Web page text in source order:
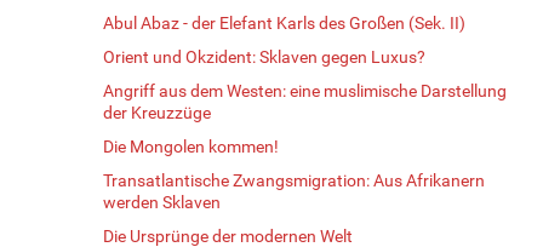
Abul Abaz - der Elefant Karls des Großen (Sek. II)
Orient und Okzident: Sklaven gegen Luxus?
Angriff aus dem Westen: eine muslimische Darstellung
der Kreuzzüge
Die Mongolen kommen!
Transatlantische Zwangsmigration: Aus Afrikanern
werden Sklaven
Die Ursprünge der modernen Welt